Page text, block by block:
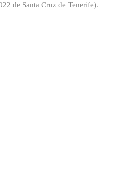
de Santa Cruz de Tenerife).